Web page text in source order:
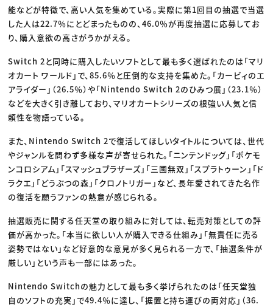
能などが特徴で、高い人気を集めている。実際に第1回目の抽選で当選
した人は22.7％にとどまったものの、46.0％が再度抽選に応募してお
り、購入意欲の高さがうかがえる。
Switch 2と同時に購入したいソフトとして最も多く選ばれたのは「マリ
オカート ワールド」で、85.6％と圧倒的な支持を集めた。「カービィのエ
アライダー」（26.5％）や「Nintendo Switch 2のひみつ展」（23.1％）
などを大きく引き離しており、マリオカートシリーズの根強い人気と信
頼性を物語っている。
また、Nintendo Switch 2で復活してほしいタイトルについては、世代
やジャンルを問わず多様な声が寄せられた。「ニンテンドッグ」「ポケモ
ンコロシアム」「スマッシュブラザーズ」「三國無双」「スプラトゥーン」「ド
ラクエ」「どうぶつの森」「クロノトリガー」など、長年愛されてきた名作
の復活を願うファンの熱意が感じられる。
抽選販売に関する任天堂の取り組みに対しては、転売対策としての評
価が高かった。「本当に欲しい人が購入できる仕組み」「無責任に売る
姿勢ではない」など好意的な意見が多く見られる一方で、「抽選条件が
厳しい」という声も一部にはあった。
Nintendo Switchの魅力として最も多く挙げられたのは「任天堂独
自のソフトの充実」で49.4％に達し、「据置と持ち運びの両対応」（36.